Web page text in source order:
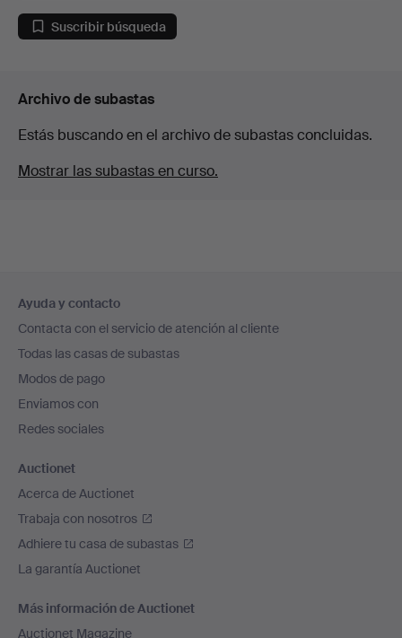
Suscribir búsqueda
Archivo de subastas
Estás buscando en el archivo de subastas concluidas.
Mostrar las subastas en curso.
en
el
pie
de
página
Ayuda y contacto
Contacta con el servicio de atención al cliente
Todas las casas de subastas
Modos de pago
Enviamos con
Redes sociales
Auctionet
Acerca de Auctionet
Trabaja con nosotros
Adhiere tu casa de subastas
La garantía Auctionet
Más información de Auctionet
Auctionet Magazine